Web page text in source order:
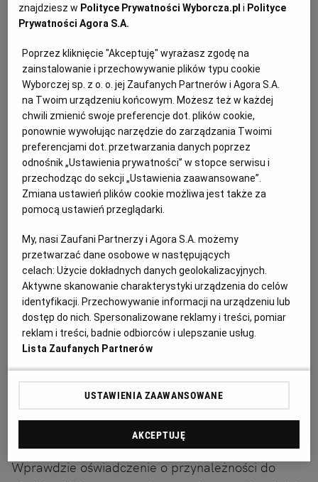
Ogłoszenia z kategorii Przetargi
nieograniczony na zakup dwóch samochodów
dostawczych
Ogłoszenie premium 12 dni do końca
19.08.2026
SUWAŁKI, Podlaskie
Przetargi, Przetargi na dostawę
Przetargi(16024)
Wprawdzie oświadczenie o przynależności do
znajdziesz w Polityce Prywatności Wyborcza.pl i Polityce
Prywatności Agora S.A.
Poprzez kliknięcie "Akceptuję" wyrażasz zgodę na
zainstalowanie i przechowywanie plików typu cookie
Wyborczej sp. z o. o. jej Zaufanych Partnerów i Agora S.A.
na Twoim urządzeniu końcowym. Możesz też w każdej
chwili zmienić swoje preferencje dot. plików cookie,
ponownie wywołując narzędzie do zarządzania Twoimi
preferencjami dot. przetwarzania danych poprzez
odnośnik „Ustawienia prywatności” w stopce serwisu i
przechodząc do sekcji „Ustawienia zaawansowane”.
Zmiana ustawień plików cookie możliwa jest także za
pomocą ustawień przeglądarki.
My, nasi Zaufani Partnerzy i Agora S.A. możemy
przetwarzać dane osobowe w następujących
celach:Użycie dokładnych danych geolokalizacyjnych.
Aktywne skanowanie charakterystyki urządzenia do celów
identyfikacji. Przechowywanie informacji na urządzeniu lub
dostęp do nich. Spersonalizowane reklamy i treści, pomiar
reklam i treści, badnie odbiorców i ulepszanie usług.
Lista Zaufanych Partnerów
USTAWIENIA ZAAWANSOWANE
AKCEPTUJĘ